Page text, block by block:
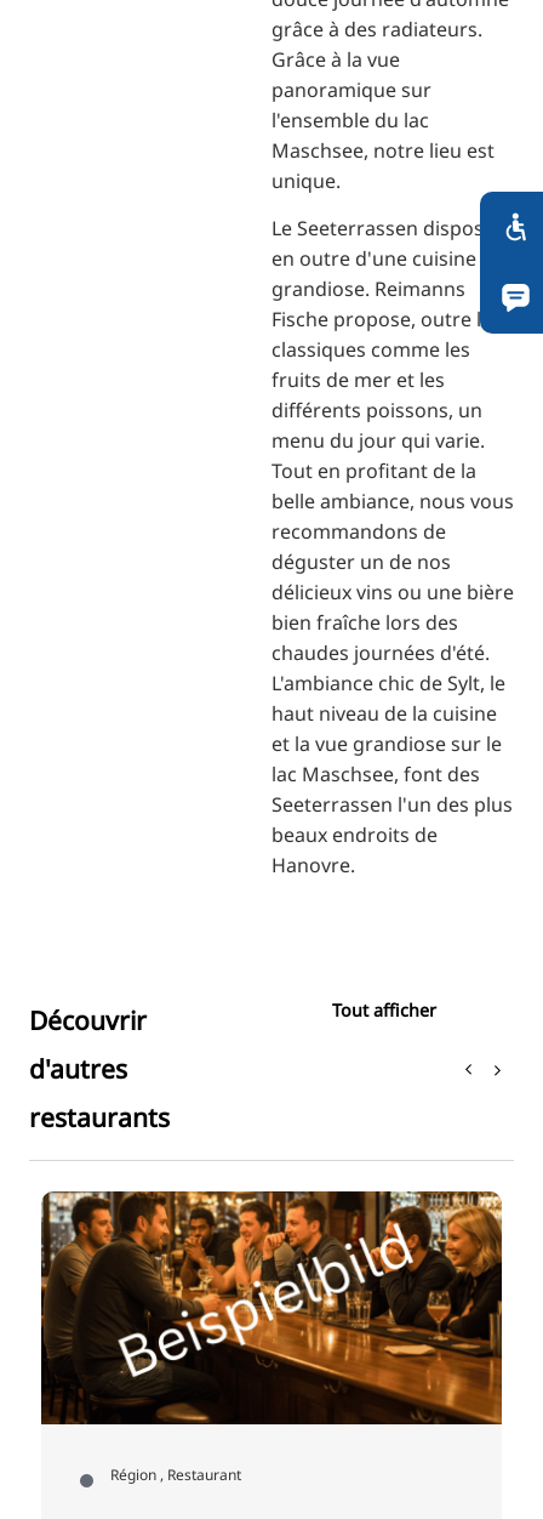
grâce à des radiateurs.
Grâce à la vue
panoramique sur
l'ensemble du lac
Maschsee, notre lieu est
unique.
Le Seeterrassen dispose
en outre d'une cuisine
grandiose. Reimanns
Fische propose, outre les
classiques comme les
fruits de mer et les
différents poissons, un
menu du jour qui varie.
Tout en profitant de la
belle ambiance, nous vous
recommandons de
déguster un de nos
délicieux vins ou une bière
bien fraîche lors des
chaudes journées d'été.
L'ambiance chic de Sylt, le
haut niveau de la cuisine
et la vue grandiose sur le
lac Maschsee, font des
Seeterrassen l'un des plus
beaux endroits de
Hanovre.
Découvrir
d'autres
restaurants
Tout afficher
Région , Restaurant